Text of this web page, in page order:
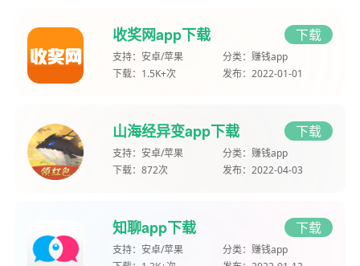
收奖网app下载 下载
支持： 安卓/苹果 分类： 赚钱app
下载： 1.5K+次 发布： 2022-01-01
山海经异变app下载 下载
支持： 安卓/苹果 分类： 赚钱app
下载： 872次 发布： 2022-04-03
知聊app下载 下载
支持： 安卓/苹果 分类： 赚钱app